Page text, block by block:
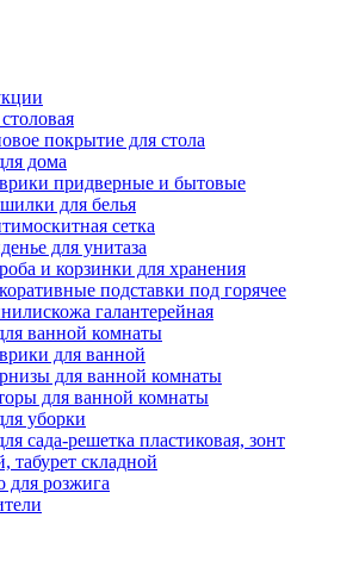
покрытие для стола
дома
придверные и бытовые
для белья
сетка
для унитаза
и корзинки для хранения
подставки под горячее
галантерейная
ванной комнаты
для ванной
для ванной комнаты
для ванной комнаты
уборки
сада-решетка пластиковая, зонт
табурет складной
для розжига